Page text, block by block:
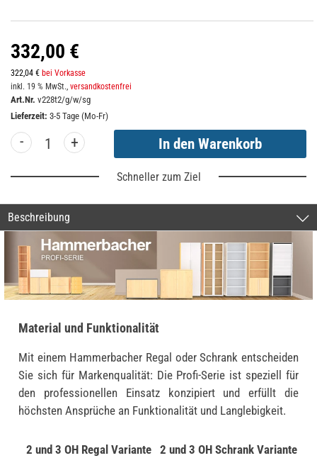
332,00 €
322,04 € bei Vorkasse
inkl. 19 % MwSt., versandkostenfrei
Art.Nr. v228t2/g/w/sg
Lieferzeit: 3-5 Tage (Mo-Fr)
- +
Schneller zum Ziel
Beschreibung
Material und Funktionalität
Mit einem Hammerbacher Regal oder Schrank entscheiden
Sie sich für Markenqualität: Die Profi-Serie ist speziell für
den professionellen Einsatz konzipiert und erfüllt die
höchsten Ansprüche an Funktionalität und Langlebigkeit.
2 und 3 OH Regal Variante 2 und 3 OH Schrank Variante